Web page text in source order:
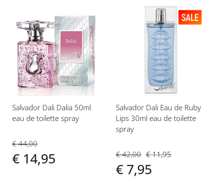
Voeg
toe
aan
verlanglijst
Salvador Dali Dalia 50ml
eau de toilette spray
€ 44,00
€ 14,95
Voeg
verlanglijst
Salvador Dali Eau de Ruby
Lips 30ml eau de toilette
spray
€ 42,00
€ 7,95
€ 11,95